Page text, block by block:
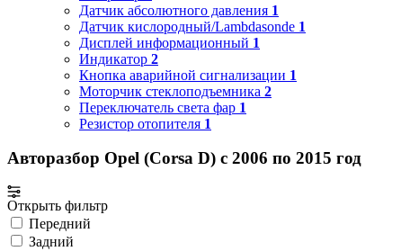
Датчик абсолютного давления 1
Датчик кислородный/Lambdasonde 1
Дисплей информационный 1
Индикатор 2
Кнопка аварийной сигнализации 1
Моторчик стеклоподъемника 2
Переключатель света фар 1
Резистор отопителя 1
Авторазбор Opel (Corsa D) с 2006 по 2015 год
Открыть фильтр
Передний
Задний